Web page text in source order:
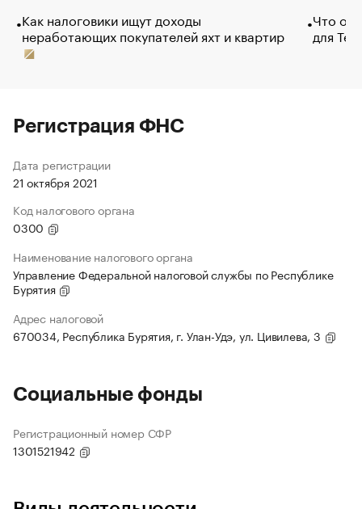
Как налоговики ищут доходы
неработающих покупателей яхт и квартир
Что
для
Регистрация ФНС
Дата регистрации
21 октября 2021
Код налогового органа
0300
Наименование налогового органа
Управление Федеральной налоговой службы по Республике
Бурятия
Адрес налоговой
670034, Республика Бурятия, г. Улан-Удэ, ул. Цивилева, 3
Социальные фонды
Регистрационный номер СФР
1301521942